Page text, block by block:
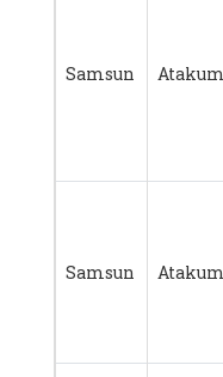
Samsun Atakum
Samsun Atakum